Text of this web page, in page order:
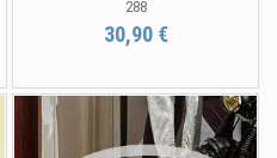
288
30,90 €